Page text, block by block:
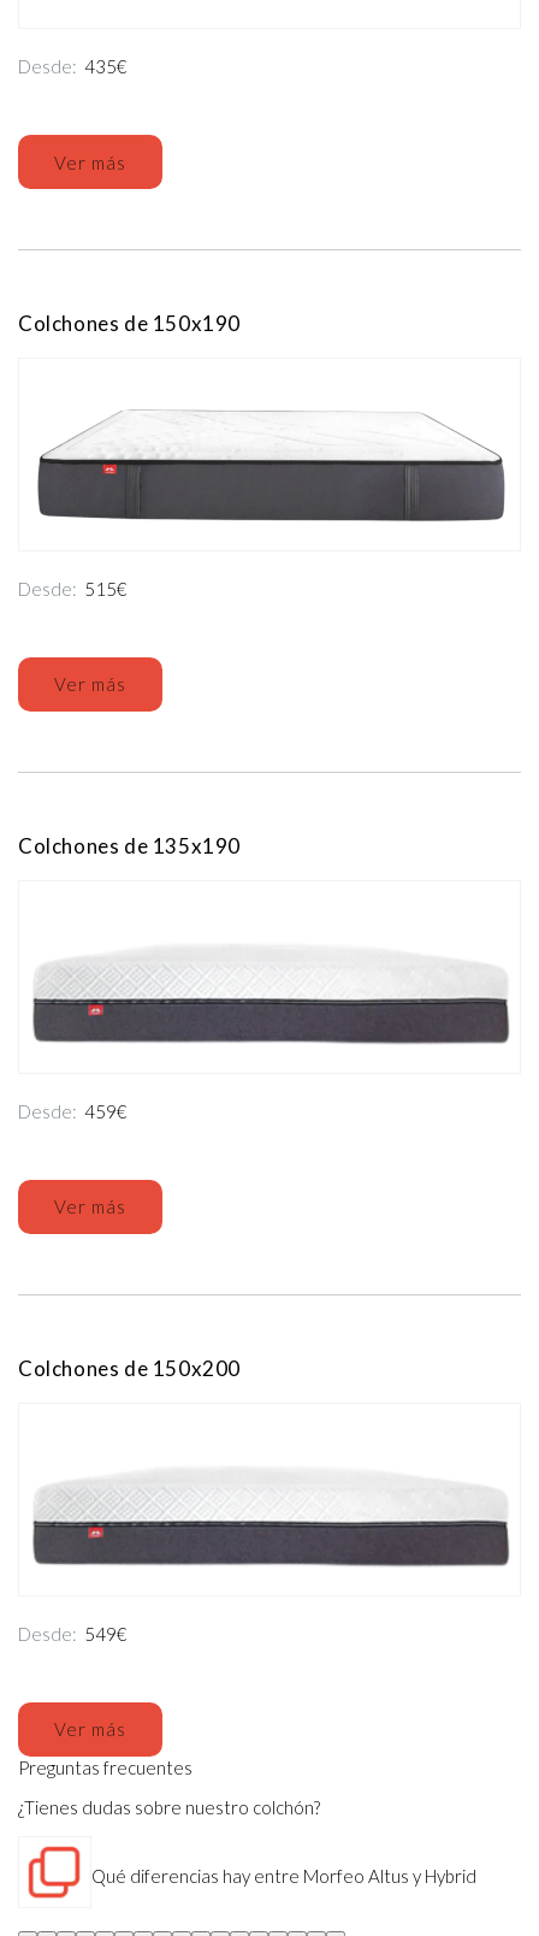
Desde: 435€
Ver más
Colchones de 150x190
Desde: 515€
Ver más
Colchones de 135x190
Desde: 459€
Ver más
Colchones de 150x200
Desde: 549€
Ver más
Preguntas frecuentes
¿Tienes dudas sobre nuestro colchón?
Qué diferencias hay entre Morfeo Altus y Hybrid